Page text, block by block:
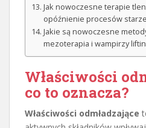
Jak nowoczesne terapie
opóźnienie procesów
Jakie są nowoczesne
mezoterapia i wampirzy
Właściwości
co to oznacza?
Właściwości odmładzające